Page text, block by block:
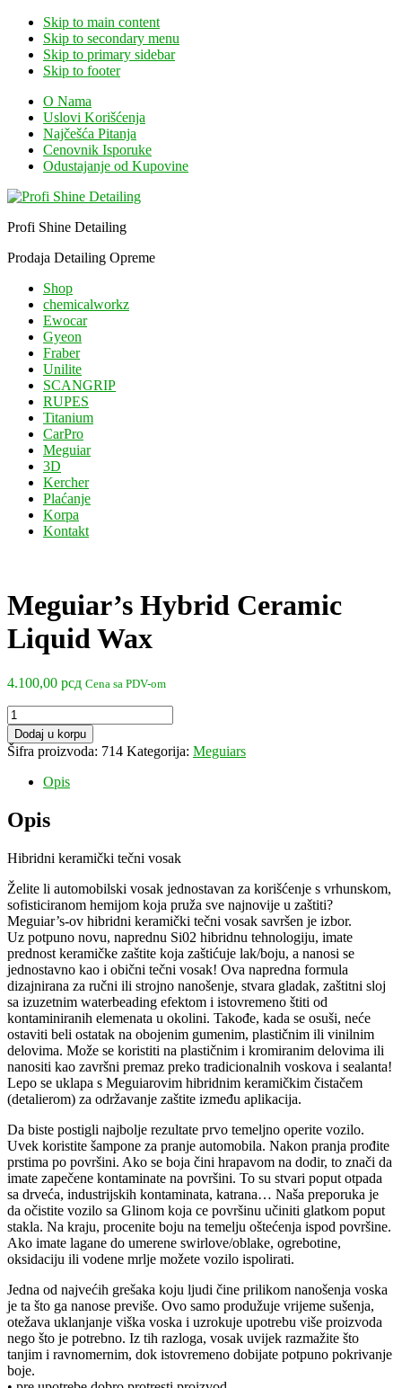
Skip to main content
Skip to secondary menu
Skip to primary sidebar
Skip to footer
O Nama
Uslovi Korišćenja
Najčešća Pitanja
Cenovnik Isporuke
Odustajanje od Kupovine
Profi Shine Detailing
Prodaja Detailing Opreme
Shop
chemicalworkz
Ewocar
Gyeon
Fraber
Unilite
SCANGRIP
RUPES
Titanium
CarPro
Meguiar
3D
Kercher
Plaćanje
Korpa
Kontakt
Meguiar’s Hybrid Ceramic
Liquid Wax
4.100,00 рсд Cena sa PDV-om
Meguiar’s
Hybrid
Ceramic
Liquid
Wax
količina
Dodaj u korpu
Šifra proizvoda: 714 Kategorija: Meguiars
Opis
Opis
Hibridni keramički tečni vosak
Želite li automobilski vosak jednostavan za korišćenje s vrhunskom,
sofisticiranom hemijom koja pruža sve najnovije u zaštiti?
Meguiar’s-ov hibridni keramički tečni vosak savršen je izbor.
Uz potpuno novu, naprednu Si02 hibridnu tehnologiju, imate
prednost keramičke zaštite koja zaštićuje lak/boju, a nanosi se
jednostavno kao i obični tečni vosak! Ova napredna formula
dizajnirana za ručni ili strojno nanošenje, stvara gladak, zaštitni sloj
sa izuzetnim waterbeading efektom i istovremeno štiti od
kontaminiranih elemenata u okolini. Takođe, kada se osuši, neće
ostaviti beli ostatak na obojenim gumenim, plastičnim ili vinilnim
delovima. Može se koristiti na plastičnim i kromiranim delovima ili
nanositi kao završni premaz preko tradicionalnih voskova i sealanta!
Lepo se uklapa s Meguiarovim hibridnim keramičkim čistačem
(detalierom) za održavanje zaštite između aplikacija.
Da biste postigli najbolje rezultate prvo temeljno operite vozilo.
Uvek koristite šampone za pranje automobila. Nakon pranja prođite
prstima po površini. Ako se boja čini hrapavom na dodir, to znači da
imate zapečene kontaminate na površini. To su stvari poput otpada
sa drveća, industrijskih kontaminata, katrana… Naša preporuka je
da očistite vozilo sa Glinom koja ce površinu učiniti glatkom poput
stakla. Na kraju, procenite boju na temelju oštećenja ispod površine.
Ako imate lagane do umerene swirlove/oblake, ogrebotine,
oksidaciju ili vodene mrlje možete vozilo ispolirati.
Jedna od najvećih grešaka koju ljudi čine prilikom nanošenja voska
je ta što ga nanose previše. Ovo samo produžuje vrijeme sušenja,
otežava uklanjanje viška voska i uzrokuje upotrebu više proizvoda
nego što je potrebno. Iz tih razloga, vosak uvijek razmažite što
tanjim i ravnomernim, dok istovremeno dobijate potpuno pokrivanje
boje.